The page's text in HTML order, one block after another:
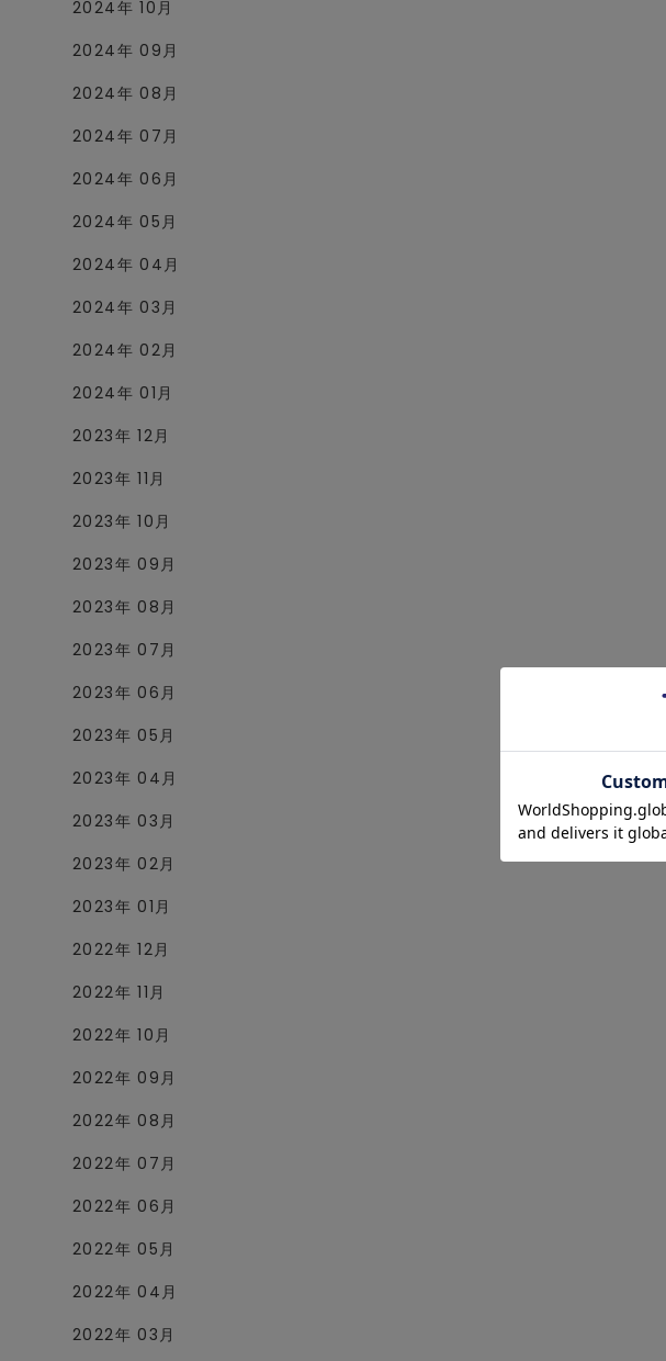
2024年 10月
2024年 09月
2024年 08月
2024年 07月
2024年 06月
2024年 05月
2024年 04月
2024年 03月
2024年 02月
2024年 01月
2023年 12月
2023年 11月
2023年 10月
2023年 09月
2023年 08月
2023年 07月
2023年 06月
2023年 05月
2023年 04月
2023年 03月
2023年 02月
2023年 01月
2022年 12月
2022年 11月
2022年 10月
2022年 09月
2022年 08月
2022年 07月
2022年 06月
2022年 05月
2022年 04月
2022年 03月